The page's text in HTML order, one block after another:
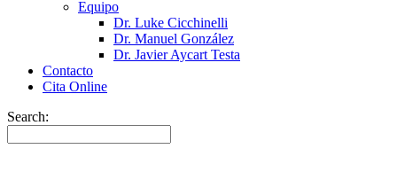
Equipo
Dr. Luke Cicchinelli
Dr. Manuel González
Dr. Javier Aycart Testa
Contacto
Cita Online
Search: